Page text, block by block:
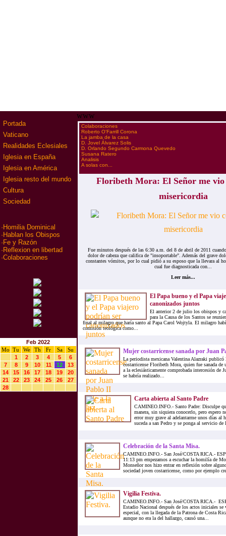
Portada
Vaticano
Realidades Eclesiales
Iglesia en España
Iglesia en América
Iglesia resto del mundo
Cultura
Sociedad
· Homilia Dominical
· Hablan los Obispos
· Fe y Razón
· Reflexion en libertad
·Colaboraciones
Feb 2022
Mo
Tu We Th Fr Sa
Su
1
2 3 4 5
6
7
8 9 10 11 12
13
14
15 16 17 18 19
20
21
22 23 24 25 26
27
28
www
·Colaboraciones
·Roberto O'Farrill Corona
·La jamba de la casa
·D. Jovel Álvarez Solis
·D. Orlando Segundo Carmona Quevedo
·Susana Ratero
·Analisis
·A solas con...
Floribeth Mora: El Señor me
misericordia
Fue minutos después de las 6:30 a.m. del 8 de abril de 2011
dolor de cabeza que califica de "insoportable". Además del grave
constantes vómitos, por lo cual pidió a su esposo que la llevara al
cual fue diagnosticada con...
Leer más...
El Papa bueno y el Papa
canonizados juntos
El anterior 2 de julio los obispos y
para la Causa de los Santos se
final al milagro que haría santo al Papa Carol Wojtyla. El milagro
comisión teológica como...
Mujer costarricense sanada por Juan
La periodista mexicana Valentina Alazraki publicó
costarricense Floribeth Mora, quien fue sanada de
a la eclesiásticamente comprobada intercesión de
se habría realizado...
Carta abierta al Santo Padre
CAMINEO.INFO.- Santo Padre: Disculpe
manera, sin siquiera conocerlo, pero espero
error muy grave al adelantarme unos días al
suceda a san Pedro y se ponga al servicio
Celebración de la Santa Misa.
CAMINEO.INFO.- San José/COSTA RICA.-
11:13 pm empezamos a escuchar la homilía de
Monseñor nos hizo entrar en reflexión sobre
sociedad joven costarricense, como por ejemplo
Vigilia Festiva.
CAMINEO.INFO.- San José/COSTA RICA.-
Estadio Nacional después de los actos iniciales
especial, con la llegada de la Patrona de Costa
aunque no era la del hallazgo, causó una...